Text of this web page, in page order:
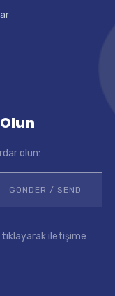
olun:
tıklayarak iletişime